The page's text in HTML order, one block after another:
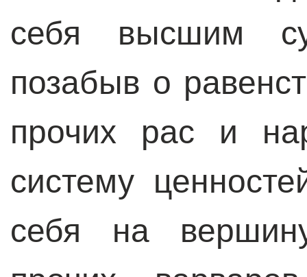
себя высшим
позабыв о
прочих рас и
систему
себя на